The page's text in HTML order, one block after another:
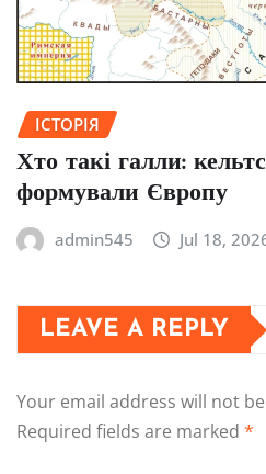
ІСТОРІЯ
Хто такі галли:
формували Європу
admin545 Jul 18,
LEAVE A REPLY
Your email address will not
Required fields are marked *